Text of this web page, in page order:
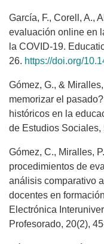
García, F., Corell, A.,
evaluación online en
la COVID-19.
26. https://doi.org/
Gómez, G., &
memorizar el
históricos en la
de Estudios Sociales,
Gómez, C., Miralles,
procedimientos de
análisis comparativo
docentes en
Electrónica
Profesorado, 20(2),